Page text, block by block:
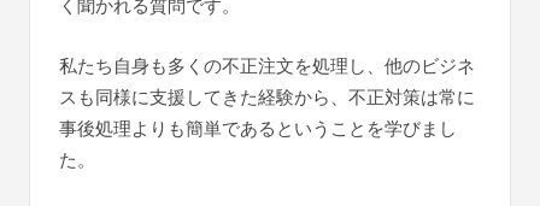
く聞かれる質問です。
私たち自身も多くの不正注文を処理し、他のビジネ
スも同様に支援してきた経験から、不正対策は常に
事後処理よりも簡単であるということを学びまし
た。